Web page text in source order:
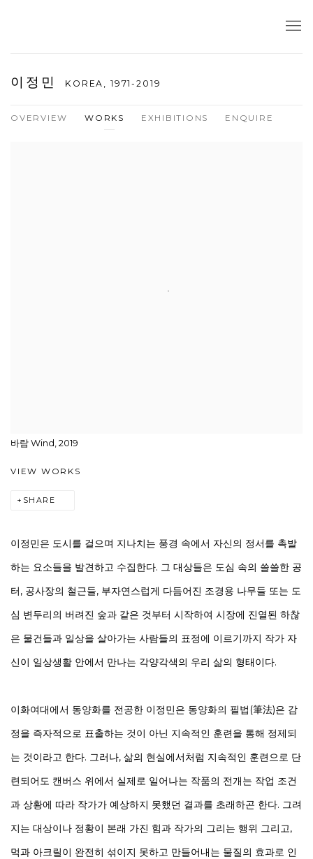
이정민 KOREA, 1971-2019
OVERVIEW WORKS EXHIBITIONS ENQUIRE
바람 Wind, 2019
VIEW WORKS
SHARE
이정민은 도시를 걸으며 지나치는 풍경 속에서 자신의 정서를 촉발
하는 요소들을 발견하고 수집한다. 그 대상들은 도심 속의 쓸쓸한 공
터, 공사장의 철근들, 부자연스럽게 다듬어진 조경용 나무들 또는 도
심 변두리의 버려진 숲과 같은 것부터 시작하여 시장에 진열된 하찮
은 물건들과 일상을 살아가는 사람들의 표정에 이르기까지 작가 자
신이 일상생활 안에서 만나는 각양각색의 우리 삶의 형태이다.
이화여대에서 동양화를 전공한 이정민은 동양화의 필법(筆法)은 감
정을 즉자적으로 표출하는 것이 아닌 지속적인 훈련을 통해 정제되
는 것이라고 한다. 그러나, 삶의 현실에서처럼 지속적인 훈련으로 단
련되어도 캔버스 위에서 실제로 일어나는 작품의 전개는 작업 조건
과 상황에 따라 작가가 예상하지 못했던 결과를 초래하곤 한다. 그려
지는 대상이나 정황이 본래 가진 힘과 작가의 그리는 행위 그리고,
먹과 아크릴이 완전히 섞이지 못하고 만들어내는 물질의 효과로 인